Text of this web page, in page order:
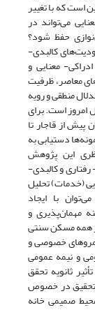
است که با تغییر
می‌تواند در
حفظ شود؟
کالبدی-
معنایی و
معاصر، ظرفیت
منطقی و رویه
امروز است. برای
زمان پیش از قاجار تا
دستیابی به
این پژوهش
و کالبدی-
(خدمات) تحلیل
با ایجاد
مهمان‌پذیری و
همه مسکن سنتی
خصوصی و
و نیمه عمومی
ثانویه تحقق
تحقیق در خصوص
صمیمی خانه